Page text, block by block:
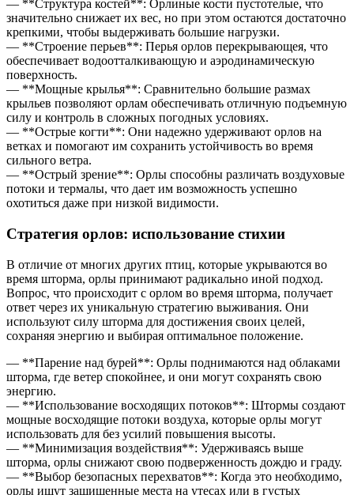
— **Структура костей**: Орлиные кости пустотелые, что
значительно снижает их вес, но при этом остаются достаточно
крепкими, чтобы выдерживать большие нагрузки.
— **Строение перьев**: Перья орлов перекрывающея, что
обеспечивает водоотталкивающую и аэродинамическую
поверхность.
— **Мощные крылья**: Сравнительно большие размах
крыльев позволяют орлам обеспечивать отличную подъемную
силу и контроль в сложных погодных условиях.
— **Острые когти**: Они надежно удерживают орлов на
ветках и помогают им сохранить устойчивость во время
сильного ветра.
— **Острый зрение**: Орлы способны различать воздуховые
потоки и термалы, что дает им возможность успешно
охотиться даже при низкой видимости.
Стратегия орлов: использование стихии
В отличие от многих других птиц, которые укрываются во
время шторма, орлы принимают радикально иной подход.
Вопрос, что происходит с орлом во время шторма, получает
ответ через их уникальную стратегию выживания. Они
используют силу шторма для достижения своих целей,
сохраняя энергию и выбирая оптимальное положение.
— **Парение над бурей**: Орлы поднимаются над облаками
шторма, где ветер спокойнее, и они могут сохранять свою
энергию.
— **Использование восходящих потоков**: Штормы создают
мощные восходящие потоки воздуха, которые орлы могут
использовать для без усилий повышения высоты.
— **Минимизация воздействия**: Удерживаясь выше
шторма, орлы снижают свою подверженность дождю и граду.
— **Выбор безопасных перехватов**: Когда это необходимо,
орлы ищут защищенные места на утесах или в густых